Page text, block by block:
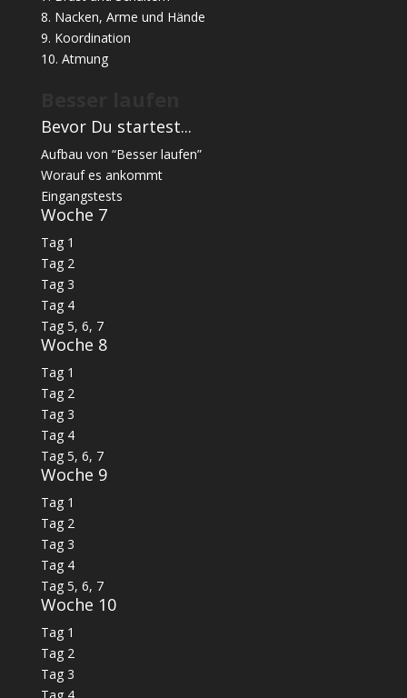
8. Nacken, Arme und Hände
9. Koordination
10. Atmung
Bevor Du startest...
Aufbau von “Besser laufen”
Worauf es ankommt
Eingangstests
Woche 7
Tag 1
Tag 2
Tag 3
Tag 4
Tag 5, 6, 7
Woche 8
Tag 1
Tag 2
Tag 3
Tag 4
Tag 5, 6, 7
Woche 9
Tag 1
Tag 2
Tag 3
Tag 4
Tag 5, 6, 7
Woche 10
Tag 1
Tag 2
Tag 3